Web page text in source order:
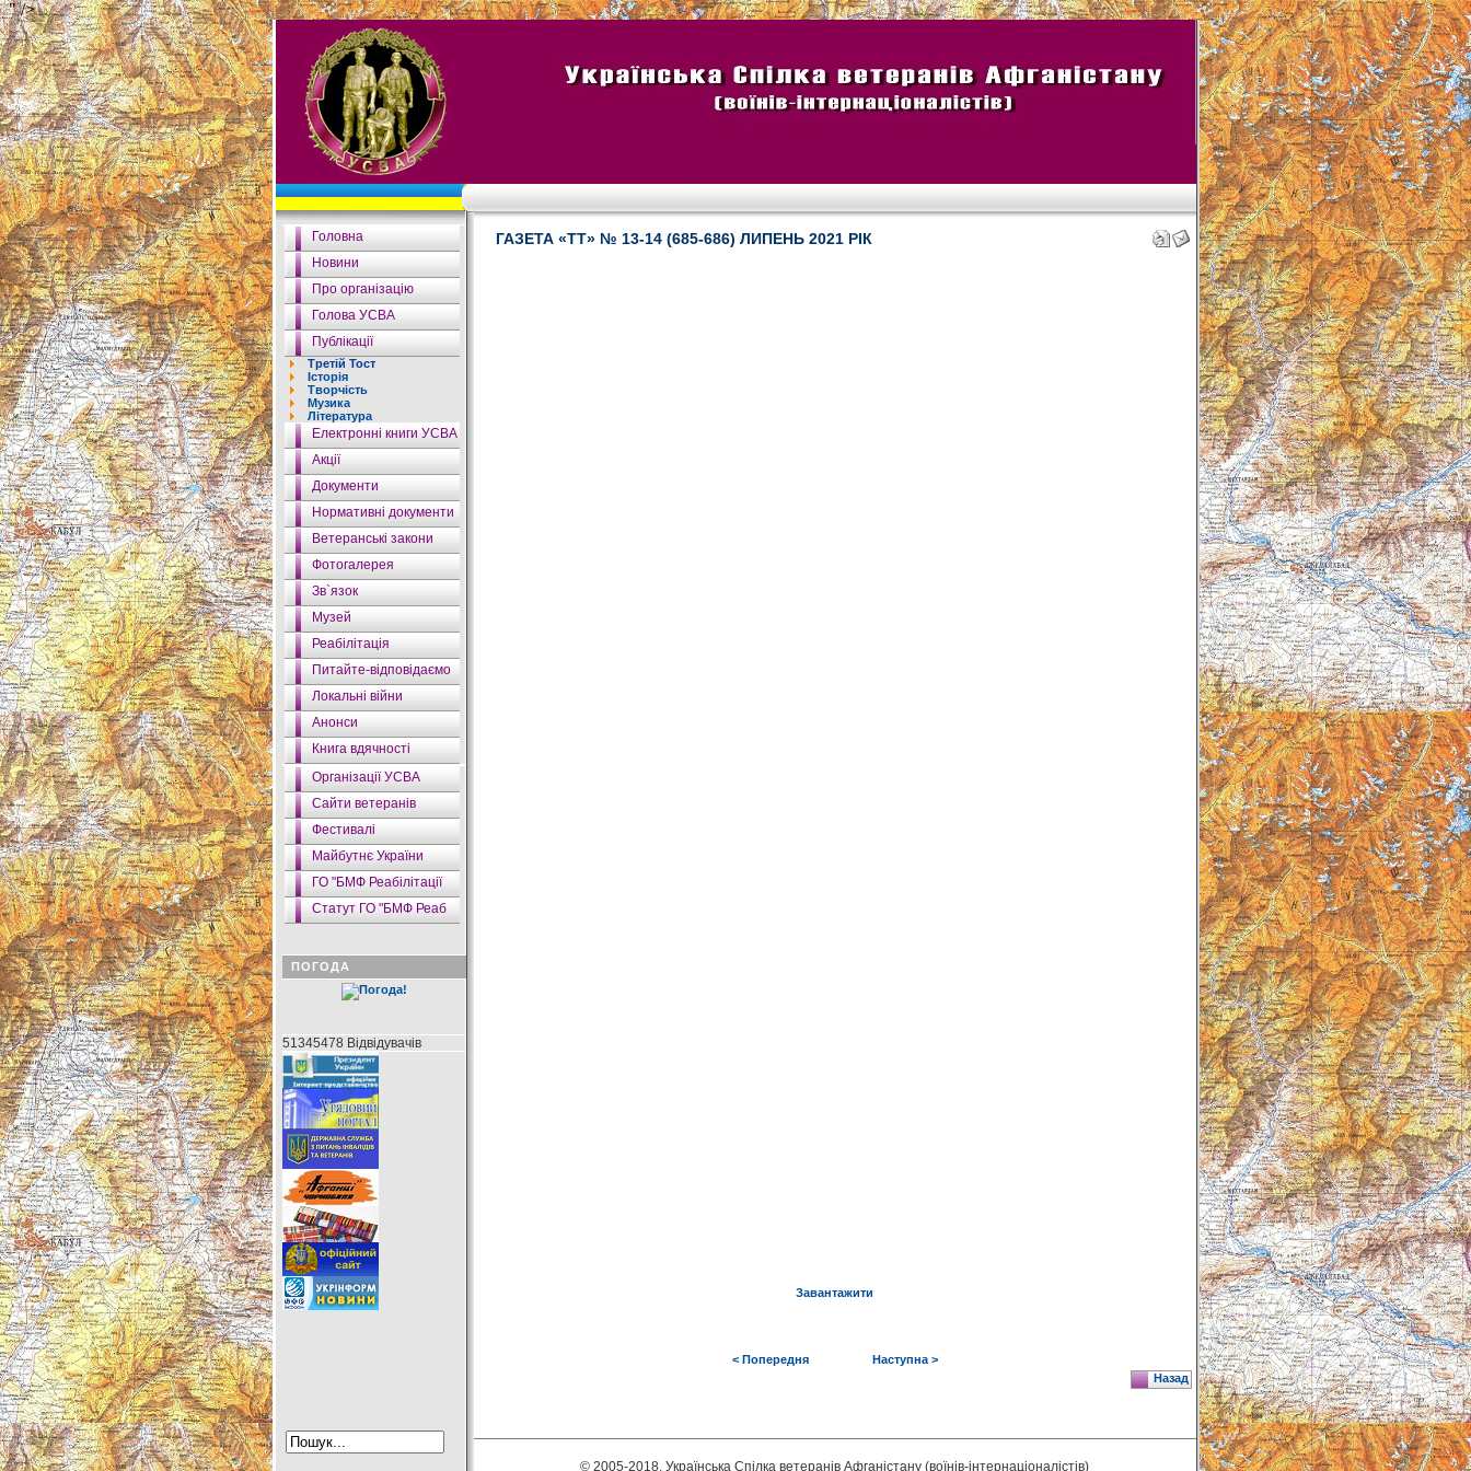
" />
Головна
Новини
Про організацію
Голова УСВА
Публікації
Третій Тост
Історія
Творчість
Музика
Література
Електронні книги УСВА
Акції
Документи
Нормативні документи
Ветеранські закони
Фотогалерея
Зв`язок
Музей
Реабілітація
Питайте-відповідаємо
Локальні війни
Анонси
Книга вдячності
Організації УСВА
Сайти ветеранів
Фестивалі
Майбутнє України
ГО "БМФ Реабілітації
Статут ГО "БМФ Реаб
ПОГОДА
51345478 Відвідувачів
ГАЗЕТА «ТТ» № 13-14 (685-686) ЛИПЕНЬ 2021 РІК
Завантажити
< Попередня
Наступна >
Назад
© 2005-2018, Українська Спілка ветеранів Афганістану (воїнів-інтернаціоналістів)